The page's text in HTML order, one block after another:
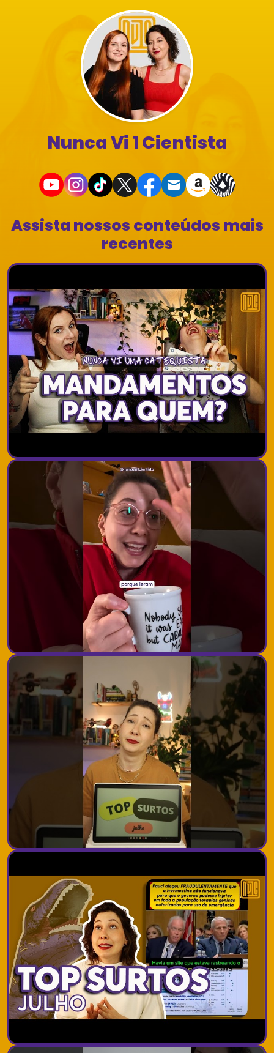
Nunca Vi 1 Cientista
Assista nossos conteúdos mais
recentes